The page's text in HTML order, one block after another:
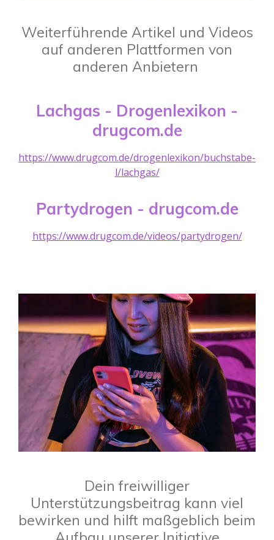
Weiterführende Artikel und Videos
auf anderen Plattformen von
anderen Anbietern
Lachgas - Drogenlexikon -
drugcom.de
https://www.drugcom.de/drogenlexikon/buchstabe-
l/lachgas/
Partydrogen - drugcom.de
https://www.drugcom.de/videos/partydrogen/
Dein freiwilliger
Unterstützungsbeitrag kann viel
bewirken und hilft maßgeblich beim